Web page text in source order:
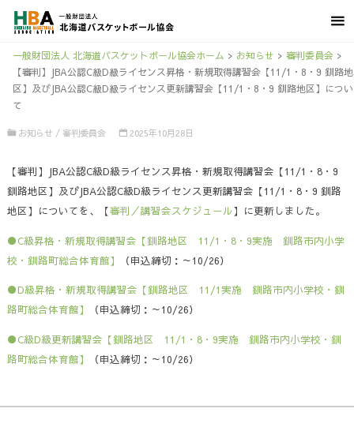
一般財団法人 北海道バスケットボール協会ホーム > お知らせ > 審判委員会>
【審判】JBA公認C級D級ライセンス昇格・新規取得講習会【11/1・8・9 釧路地
区】及びJBA公認C級D級ライセンス更新講習会【11/1・8・9 釧路地区】につい
て
お知らせ / 審判委員会 2025年10月28日
【審判】JBA公認C級D級ライセンス昇格・新規取得講習会【11/1・8・9
釧路地区】及びJBA公認C級D級ライセンス更新講習会【11/1・8・9 釧路
地区】についてを、【審判／講習会スケジュール】に更新しました。
●C級昇格・新規取得講習会【釧路地区 11/1・8・9実施 釧路市内小学
校・釧路町総合体育館】
（申込締切：～10/26）
●D級昇格・新規取得講習会【釧路地区 11/1実施 釧路市内小学校・釧
路町総合体育館】
（申込締切：～10/26）
●C級D級更新講習会【釧路地区 11/1・8・9実施 釧路市内小学校・釧
路町総合体育館】
（申込締切：～10/26）